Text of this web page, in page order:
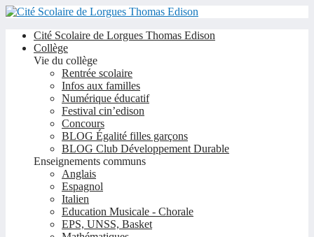
Cité Scolaire de Lorgues Thomas Edison
Collège
Vie du collège
Rentrée scolaire
Infos aux familles
Numérique éducatif
Festival cin’edison
Concours
BLOG Égalité filles garçons
BLOG Club Développement Durable
Enseignements communs
Anglais
Espagnol
Italien
Education Musicale - Chorale
EPS, UNSS, Basket